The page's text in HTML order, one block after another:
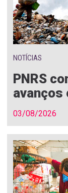
NOTÍCIAS
PNRS
03/08/2026